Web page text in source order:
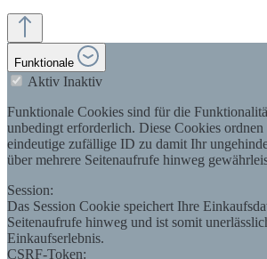
Funktionale
Aktiv Inaktiv
Funktionale Cookies sind für die
unbedingt erforderlich. Diese Cookies
eindeutige zufällige ID zu damit Ihr
über mehrere Seitenaufrufe hinweg
Session:
Das Session Cookie speichert Ihre
Seitenaufrufe hinweg und ist somit
Einkaufserlebnis.
CSRF-Token: